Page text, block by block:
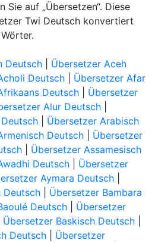
auf „Übersetzen“. Diese
Twi Deutsch konvertiert
Deutsch| Übersetzer Aceh
Deutsch| Übersetzer Afar
Deutsch| Übersetzer
Alur Deutsch|
| Übersetzer Arabisch
Deutsch| Übersetzer
| Übersetzer Assamesisch
Deutsch| Übersetzer
Aymara Deutsch|
Deutsch| Übersetzer Bambara
Deutsch| Übersetzer
Übersetzer Baskisch Deutsch|
Deutsch| Übersetzer